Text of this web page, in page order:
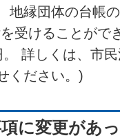
地縁団体の台帳
受けることがで
。 詳しくは、市
ください。)
に変更があ